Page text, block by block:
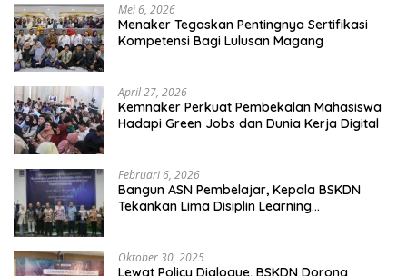
Mei 6, 2026
Menaker Tegaskan Pentingnya Sertifikasi
Kompetensi Bagi Lulusan Magang
April 27, 2026
Kemnaker Perkuat Pembekalan Mahasiswa
Hadapi Green Jobs dan Dunia Kerja Digital
Februari 6, 2026
Bangun ASN Pembelajar, Kepala BSKDN
Tekankan Lima Disiplin Learning
Oktober 30, 2025
Lewat Policy Dialogue, BSKDN Dorong